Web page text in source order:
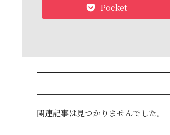
Pocket
関連記事は見つかりませんでした。